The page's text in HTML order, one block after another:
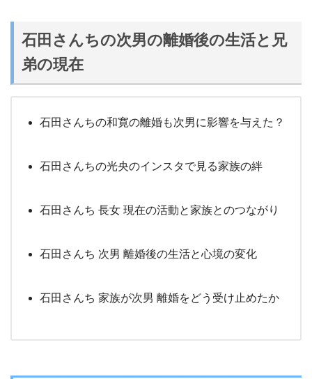
石田さんちの次男の離婚後の生活と兄
弟の現在
石田さんちの和寛の離婚も次男に影響を与えた？
石田さんちの光央のインスタで見る家族の絆
石田さんち 長女 現在の活動と家族とのつながり
石田さんち 次男 離婚後の生活と心境の変化
石田さんち 家族が次男 離婚をどう受け止めたか